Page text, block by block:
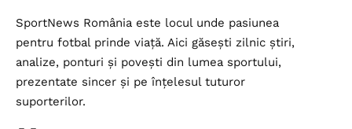
SportNews România este locul unde pasiunea
pentru fotbal prinde viață. Aici găsești zilnic știri,
analize, ponturi și povești din lumea sportului,
prezentate sincer și pe înțelesul tuturor
suporterilor.